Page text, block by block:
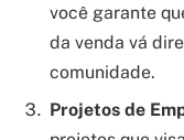
você garante
da venda vá
comunidade.
Projetos de